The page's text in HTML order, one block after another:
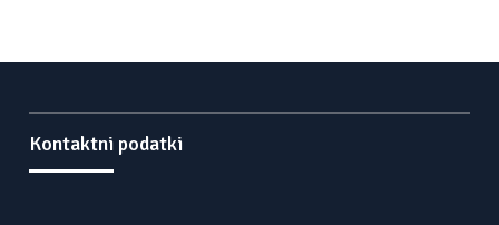
Kontaktni podatki